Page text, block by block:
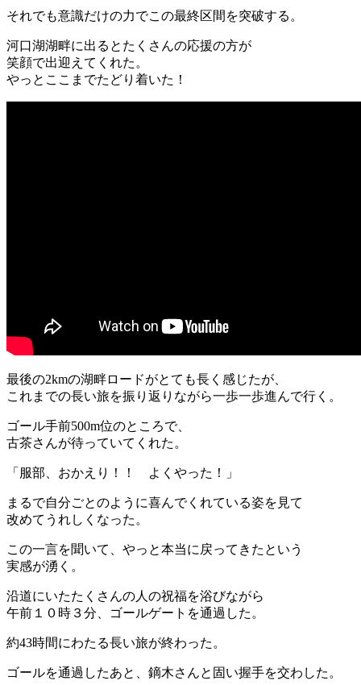
それでも意識だけの力でこの最終区間を突破する。
河口湖湖畔に出るとたくさんの応援の方が
笑顔で出迎えてくれた。
やっとここまでたどり着いた！
最後の2kmの湖畔ロードがとても長く感じたが、
これまでの長い旅を振り返りながら一歩一歩進んで行く。
ゴール手前500m位のところで、
古茶さんが待っていてくれた。
「服部、おかえり！！ よくやった！」
まるで自分ごとのように喜んでくれている姿を見て
改めてうれしくなった。
この一言を聞いて、やっと本当に戻ってきたという
実感が湧く。
沿道にいたたくさんの人の祝福を浴びながら
午前１０時３分、ゴールゲートを通過した。
約43時間にわたる長い旅が終わった。
ゴールを通過したあと、鏑木さんと固い握手を交わした。